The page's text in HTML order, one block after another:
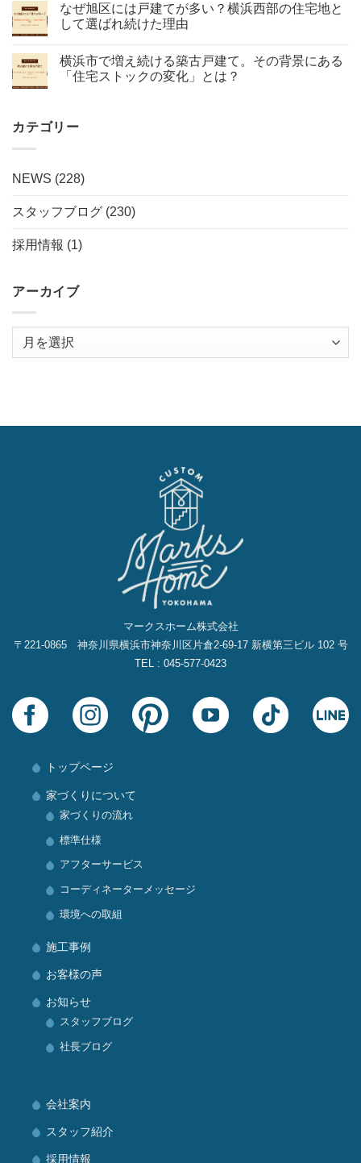
なぜ旭区には戸建てが多い？横浜西部の住宅地と
して選ばれ続けた理由
横浜市で増え続ける築古戸建て。その背景にある
「住宅ストックの変化」とは？
カテゴリー
NEWS (228)
スタッフブログ (230)
採用情報 (1)
アーカイブ
ー
マークスホーム株式会社
〒221-0865 神奈川県横浜市神奈川区片倉2‐69‐17 新横第三ビル 102 号
TEL : 045-577-0423
トップページ
家づくりについて
家づくりの流れ
標準仕様
アフターサービス
コーディネーターメッセージ
環境への取組
施工事例
お客様の声
お知らせ
スタッフブログ
社長ブログ
会社案内
スタッフ紹介
採用情報